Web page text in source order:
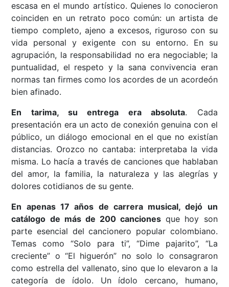
escasa en el mundo artístico. Quienes lo conocieron
coinciden en un retrato poco común: un artista de
tiempo completo, ajeno a excesos, riguroso con su
vida personal y exigente con su entorno. En su
agrupación, la responsabilidad no era negociable; la
puntualidad, el respeto y la sana convivencia eran
normas tan firmes como los acordes de un acordeón
bien afinado.
En tarima, su entrega era absoluta. Cada
presentación era un acto de conexión genuina con el
público, un diálogo emocional en el que no existían
distancias. Orozco no cantaba: interpretaba la vida
misma. Lo hacía a través de canciones que hablaban
del amor, la familia, la naturaleza y las alegrías y
dolores cotidianos de su gente.
En apenas 17 años de carrera musical, dejó un
catálogo de más de 200 canciones que hoy son
parte esencial del cancionero popular colombiano.
Temas como “Solo para ti”, “Dime pajarito”, “La
creciente” o “El higuerón” no solo lo consagraron
como estrella del vallenato, sino que lo elevaron a la
categoría de ídolo. Un ídolo cercano, humano,